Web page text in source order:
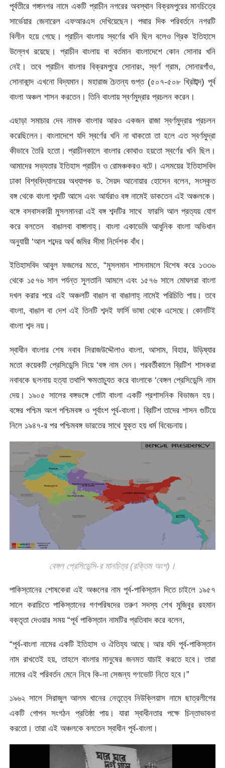
পূর্বতীরে গঙ্গানগর নামে একটি প্রাচীন নগরের অবস্থান বিক্রমপুরের মানচিত্রে
সার্ভেয়ার জেনারেল এফআরএস দেখিয়েছেন। পদ্মার দিক পরিবর্তনে নগরটি
বিলীন হয়ে গেছে। প্রাচীন বাংলায় স্বর্ণের খনি ছিল বলেও গ্রিক ইতিহাসে
উল্লেখ রয়েছে। প্রাচীন বাংলায় বা বর্তমান বাংলাদেশে কোন সোনার খনি
নেই। তবে প্রাচীন বাংলার বিক্রমপুরে সোনারং, স্বর্ণ গ্রাম, সোনারগাঁও,
সোনাকান্দ এখনো বিদ্যমান। মহারাজ চৈতন্য গুপ্ত (৫০৭-৫০৮ খ্রিষ্টাব্দ) পূর্ব
বাংলা অঞ্চল শাসন করতেন। তিনি বাংলায় স্বর্ণমুদ্রার প্রচলন করেন।
এছাড়া সমাচার দেব নামক বাংলার আরও একজন রাজা স্বর্ণমুদ্রার প্রচলন
করেছিলেন। বাংলাদেশে যদি স্বর্ণের খনি না থাকতো তা হলে এত স্বর্ণমুদ্রা
কীভাবে তৈরি হতো। প্রাচীনকালে বাংলার কোথাও হয়তো স্বর্ণের খনি ছিল।
আমাদের সভ্যতার ইতিহাস প্রাচীন ও রোমঞ্চকরও বটে। এসময়ের ইতিহাসবিদ
ঢাকা বিশ্ববিদ্যালয়ের অধ্যাপক ড. সৈয়দ আনোয়ার হোসেন বলেন, সংস্কৃত
বঙ্গ থেকে বাংলা শব্দটি আসে এবং আর্যরাও বঙ্গ নামেই ডাকতেন এই অঞ্চলকে।
বঙ্গে বসবাসকারী মুসলমানরা এই বঙ্গ শব্দটির সাথে ফারসি আল প্রত্যয় যোগ
করে বলতেন বাঙালবা বাঙ্গালাহ্। বাংলা একাডেমি আধুনিক বাংলা অভিধান
অনুযায়ী ‘আল শব্দের অর্থ জমির সীমা নির্দেশক বাঁধ।
ইতিহাসবিদ আবুল ফজলের মতে, “মুসলমান শাসনামলে বিশেষ করে ১৩৩৬
থেকে ১৫৭৬ সাল পর্যন্ত সুলতানি আমলে এবং ১৫৭৬ সালে মোঘলরা বাংলা
দখল করার পরে এই অঞ্চলটি বাঙাল বা বাঙালাহ্ নামেই পরিচিতি পায়। তবে
বাংলা, বাঙাল বা দেশ এই তিনটি শব্দই ফার্সি ভাষা থেকে এসেছে। কোনটিই
বাংলা শব্দ নয়।
স্বাধীন বাংলার শেষ নবাব সিরাজউদ্দৌলাও বাংলা, আসাম, বিহার, উড়িষ্যার
মতো কয়েকটি প্রেসিডেন্সি নিয়ে ‘বঙ্গ নাম দেন। পরবর্তীকালে ব্রিটিশ শাসকরা
নবাবকে ছলনায় হত্যা তথাপি ক্ষমতাচ্যুত করে বাংলাকে ‘বেঙ্গল প্রেসিডেন্সি নাম
দেয়। ১৯০৫ সালের বঙ্গভঙ্গে গোটা বাংলা একটি প্রশাসনিক বিভাজন হয়।
বঙ্গের পশ্চিম অংশ পশ্চিমবঙ্গ ও পূর্বাংশ পূর্ব-বাংলা। ব্রিটিশ তাদের শাসন গুটিয়ে
নিলে ১৯৪৭-র পর পশ্চিমবঙ্গ ভারতের সাথে যুক্ত হয় ধর্ম বিবেচনায়।
বেঙ্গল প্রেসিডেন্সি-র মানচিত্র (রক্তিম অংশ)।
পাকিস্তানের শোষকেরা এই অঞ্চলের নাম পূর্ব-পাকিস্তান দিতে চাইলে ১৯৫৭
সালে করাচিতে পাকিস্তানের গণপরিষদের তরুণ সদস্য শেখ মুজিবুর রহমান
বক্তৃতা দেওয়ার সময় “পূর্ব পাকিস্তান নামটির প্রতিবাদ করে বলেন,
“পূর্ব-বাংলা নামের একটি ইতিহাস ও ঐতিহ্য আছে। আর যদি পূর্ব-পাকিস্তান
নাম রাখতেই হয়, তাহলে বাংলার মানুষের জনমত যাচাই করতে হবে। তারা
নামের এই পরিবর্তন মেনে নিবে কি-না সেজন্য গণভোট নিতে হবে।”
১৯৬২ সালে সিরাজুল আলম খানের নেতৃত্বে নিউক্লিয়াস নামে ছাত্রলীগের
একটি গোপন সংগঠন প্রতিষ্ঠা পায়। যারা স্বাধীনতার পক্ষে চিন্তাভাবনা
করতো। তারা এই অঞ্চলকে বলতেন স্বাধীন পূর্ব-বাংলা।